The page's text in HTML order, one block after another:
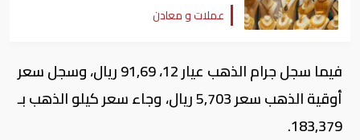
عملات و معادن
فيما سجل جرام الذهب عيار 12، 91,69 ريال، وسجل سعر
أوقية الذهب سعر 5,703 ريال، وجاء سعر كيلو الذهب بـ
183,379.